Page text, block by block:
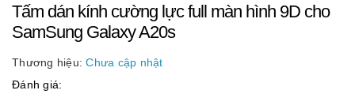
Tấm dán kính cường lực full màn hình 9D cho
SamSung Galaxy A20s
Thương hiệu: Chưa cập nhật
Đánh giá: